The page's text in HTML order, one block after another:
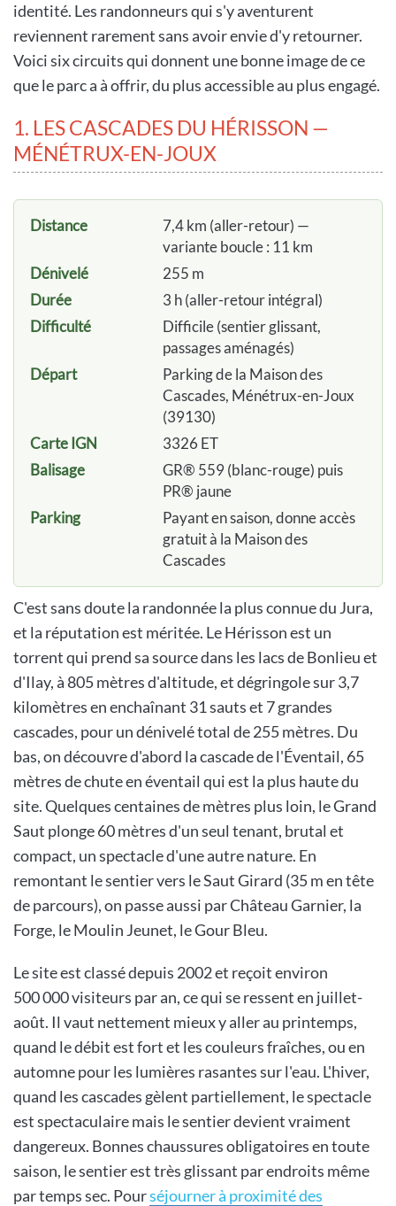
identité. Les randonneurs qui s'y aventurent
reviennent rarement sans avoir envie d'y retourner.
Voici six circuits qui donnent une bonne image de ce
que le parc a à offrir, du plus accessible au plus engagé.
1. LES CASCADES DU HÉRISSON —
MÉNÉTRUX-EN-JOUX
Distance
7,4 km (aller-retour) —
variante boucle : 11 km
Dénivelé
255 m
Durée
3 h (aller-retour intégral)
Difficulté
Difficile (sentier glissant,
passages aménagés)
Départ
Parking de la Maison des
Cascades, Ménétrux-en-Joux
(39130)
Carte IGN
3326 ET
Balisage
GR® 559 (blanc-rouge) puis
PR® jaune
Parking
Payant en saison, donne accès
gratuit à la Maison des
Cascades
C'est sans doute la randonnée la plus connue du Jura,
et la réputation est méritée. Le Hérisson est un
torrent qui prend sa source dans les lacs de Bonlieu et
d'Ilay, à 805 mètres d'altitude, et dégringole sur 3,7
kilomètres en enchaînant 31 sauts et 7 grandes
cascades, pour un dénivelé total de 255 mètres. Du
bas, on découvre d'abord la cascade de l'Éventail, 65
mètres de chute en éventail qui est la plus haute du
site. Quelques centaines de mètres plus loin, le Grand
Saut plonge 60 mètres d'un seul tenant, brutal et
compact, un spectacle d'une autre nature. En
remontant le sentier vers le Saut Girard (35 m en tête
de parcours), on passe aussi par Château Garnier, la
Forge, le Moulin Jeunet, le Gour Bleu.
Le site est classé depuis 2002 et reçoit environ
500 000 visiteurs par an, ce qui se ressent en juillet-
août. Il vaut nettement mieux y aller au printemps,
quand le débit est fort et les couleurs fraîches, ou en
automne pour les lumières rasantes sur l'eau. L'hiver,
quand les cascades gèlent partiellement, le spectacle
est spectaculaire mais le sentier devient vraiment
dangereux. Bonnes chaussures obligatoires en toute
saison, le sentier est très glissant par endroits même
par temps sec. Pourséjourner à proximité des